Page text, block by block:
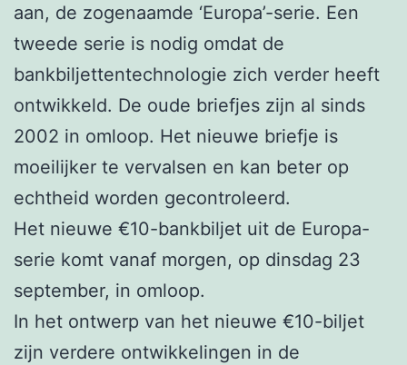
aan, de zogenaamde ‘Europa’-serie. Een
tweede serie is nodig omdat de
bankbiljettentechnologie zich verder heeft
ontwikkeld. De oude briefjes zijn al sinds
2002 in omloop. Het nieuwe briefje is
moeilijker te vervalsen en kan beter op
echtheid worden gecontroleerd.
Het nieuwe €10-bankbiljet uit de Europa-
serie komt vanaf morgen, op dinsdag 23
september, in omloop.
In het ontwerp van het nieuwe €10-biljet
zijn verdere ontwikkelingen in de